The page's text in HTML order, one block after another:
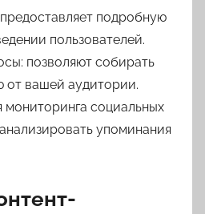
подробную
пользователей.
позволяют собирать
от вашей аудитории.
мониторинга социальных
упоминания